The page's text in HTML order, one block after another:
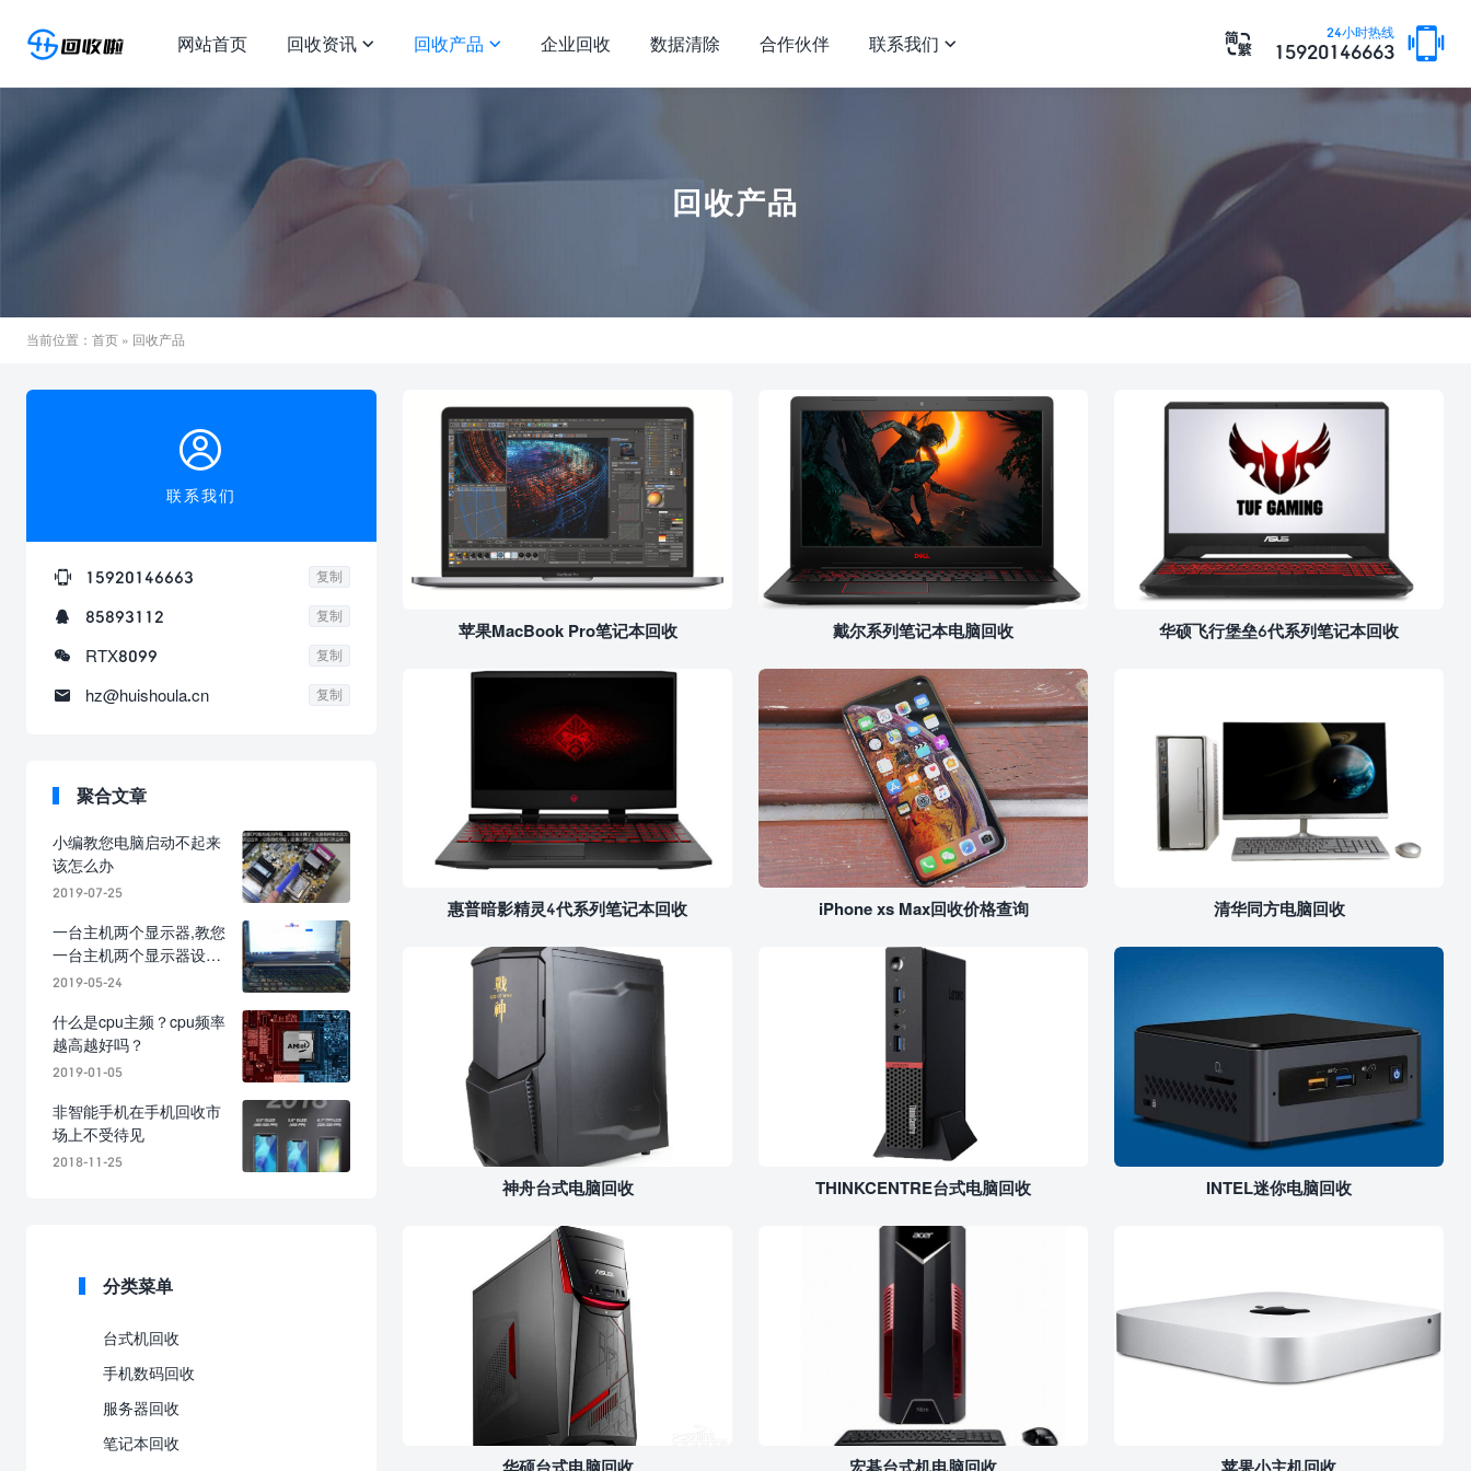
24小时热线
15920146663 

网站首页 回收资讯  回收产品  企业回收 数据清除 合作伙伴 联系我们 
回收产品
当前位置： 首页 » 回收产品
苹果MacBook Pro笔记本回收 戴尔系列笔记本电脑回收 华硕飞行堡垒6代系列笔记本回收
惠普暗影精灵4代系列笔记本回收 iPhone xs Max回收价格查询 清华同方电脑回收
神舟台式电脑回收 THINKCENTRE台式电脑回收 INTEL迷你电脑回收
华硕台式电脑回收 宏碁台式机电脑回收 苹果小主机回收

联系我们
 15920146663 复制
 85893112 复制
 RTX8099 复制
 hz@huishoula.cn 复制
聚合文章
小编教您电脑启动不起来
该怎么办
2019-07-25
一台主机两个显示器,教您
一台主机两个显示器设置
方法
2019-05-24
什么是cpu主频？cpu频率
越高越好吗？
2019-01-05
非智能手机在手机回收市
场上不受待见
2018-11-25
分类菜单
台式机回收
手机数码回收
服务器回收
笔记本回收